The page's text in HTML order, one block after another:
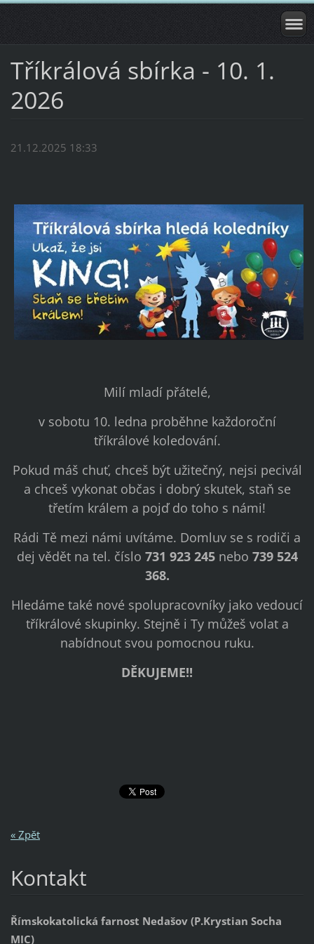
Tříkrálová sbírka - 10. 1.
2026
21.12.2025 18:33
Milí mladí přátelé,
v sobotu 10. ledna proběhne každoroční
tříkrálové koledování.
Pokud máš chuť, chceš být užitečný, nejsi pecivál
a chceš vykonat občas i dobrý skutek, staň se
třetím králem a pojď do toho s námi!
Rádi Tě mezi námi uvítáme. Domluv se s rodiči a
dej vědět na tel. číslo 731 923 245 nebo 739 524
368.
Hledáme také nové spolupracovníky jako vedoucí
tříkrálové skupinky. Stejně i Ty můžeš volat a
nabídnout svou pomocnou ruku.
DĚKUJEME!!
« Zpět
Kontakt
Římskokatolická farnost Nedašov (P.Krystian Socha
MIC)